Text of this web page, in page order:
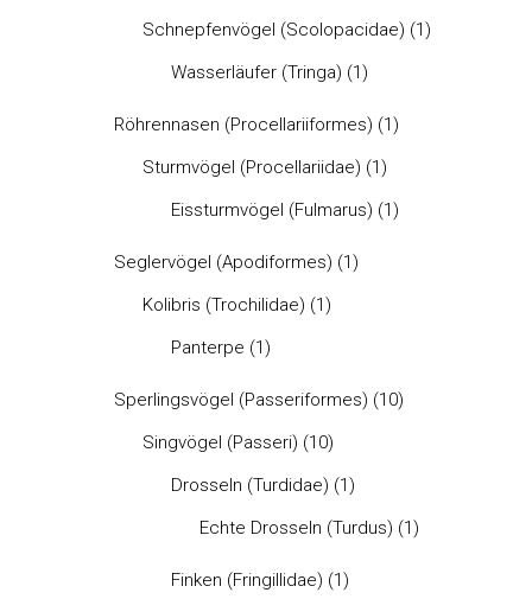
Schnepfenvögel (Scolopacidae) (1)
Wasserläufer (Tringa) (1)
Röhrennasen (Procellariiformes) (1)
Sturmvögel (Procellariidae) (1)
Eissturmvögel (Fulmarus) (1)
Seglervögel (Apodiformes) (1)
Kolibris (Trochilidae) (1)
Panterpe (1)
Sperlingsvögel (Passeriformes) (10)
Singvögel (Passeri) (10)
Drosseln (Turdidae) (1)
Echte Drosseln (Turdus) (1)
Finken (Fringillidae) (1)